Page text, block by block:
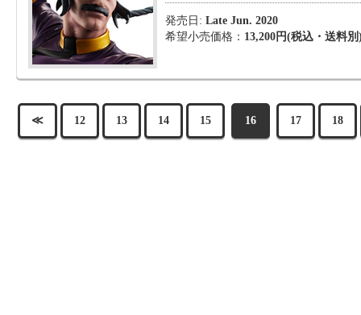
発売日: Late Jun. 2020
希望小売価格： 13,200円(税込・送料別
≪ 12 13 14 15 16 17 18